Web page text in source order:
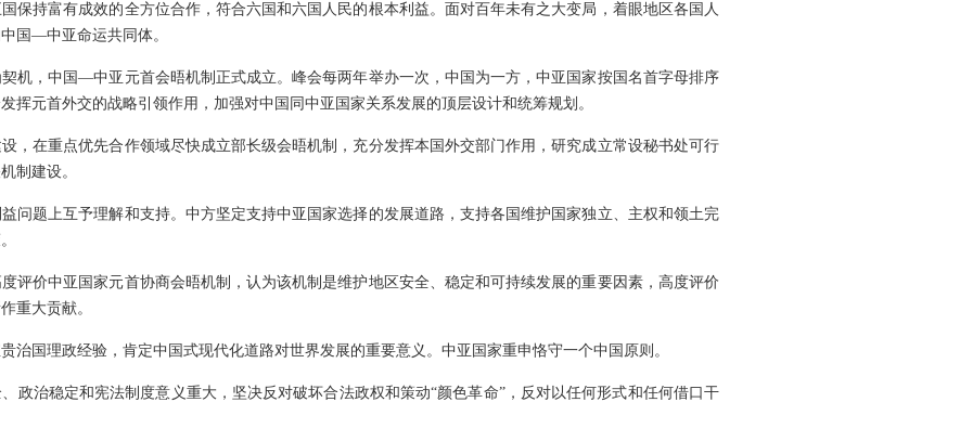
保持富有成效的全方位合作，符合六国和六国人民的根本利益。面对百年未有之大变局，着眼地区各国人
国—中亚命运共同体。
机，中国—中亚元首会晤机制正式成立。峰会每两年举办一次，中国为一方，中亚国家按国名首字母排序
挥元首外交的战略引领作用，加强对中国同中亚国家关系发展的顶层设计和统筹规划。
，在重点优先合作领域尽快成立部长级会晤机制，充分发挥本国外交部门作用，研究成立常设秘书处可行
制建设。
问题上互予理解和支持。中方坚定支持中亚国家选择的发展道路，支持各国维护国家独立、主权和领土完
评价中亚国家元首协商会晤机制，认为该机制是维护地区安全、稳定和可持续发展的重要因素，高度评价
重大贡献。
治国理政经验，肯定中国式现代化道路对世界发展的重要意义。中亚国家重申恪守一个中国原则。
政治稳定和宪法制度意义重大，坚决反对破坏合法政权和策动“颜色革命”，反对以任何形式和任何借口干